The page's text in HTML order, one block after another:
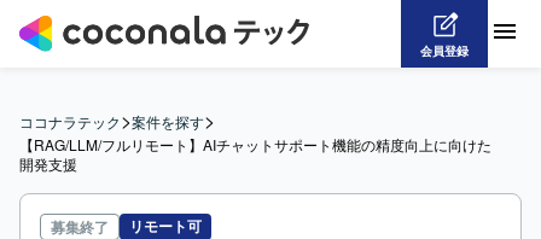
会員登録
ココナラテック>案件を探す>
【RAG/LLM/フルリモート】AIチャットサポート機能の精度向上に向けた
開発支援
募集終了 リモート可